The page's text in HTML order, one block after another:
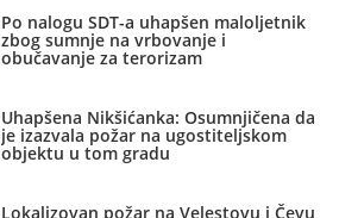
Po nalogu SDT-a uhapšen maloljetnik
zbog sumnje na vrbovanje i
obučavanje za terorizam
Uhapšena Nikšićanka: Osumnjičena da
je izazvala požar na ugostiteljskom
objektu u tom gradu
Lokalizovan požar na Velestovu i Čevu,